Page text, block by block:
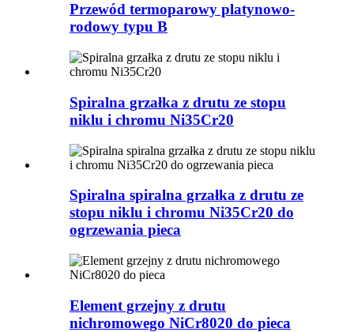
Przewód termoparowy platynowo-
rodowy typu B
Spiralna grzałka z drutu ze stopu
niklu i chromu Ni35Cr20
Spiralna spiralna grzałka z drutu ze
stopu niklu i chromu Ni35Cr20 do
ogrzewania pieca
Element grzejny z drutu
nichromowego NiCr8020 do pieca